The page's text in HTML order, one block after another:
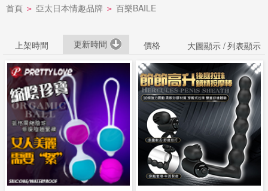
品
提
防
詐
騙
電
話
簡
首頁 > 亞太日本情趣品牌 > 百樂BAILE
上架時間 更新時間 價格 大圖顯示 /列表顯示